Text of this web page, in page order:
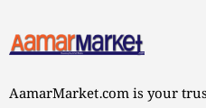
AamarMarket.com is your